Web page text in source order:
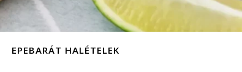
EPEBARÁT HALÉTELEK